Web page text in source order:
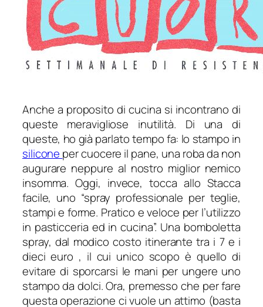
Anche a proposito di cucina si incontrano di
queste meravigliose inutilità. Di una di
queste, ho già parlato tempo fa: lo stampo in
silicone per cuocere il pane, una roba da non
augurare neppure al nostro miglior nemico
insomma. Oggi, invece, tocca allo Stacca
facile, uno “spray professionale per teglie,
stampi e forme. Pratico e veloce per l’utilizzo
in pasticceria ed in cucina”. Una bomboletta
spray, dal modico costo itinerante tra i 7 e i
dieci euro , il cui unico scopo è quello di
evitare di sporcarsi le mani per ungere uno
stampo da dolci. Ora, premesso che per fare
questa operazione ci vuole un attimo (basta